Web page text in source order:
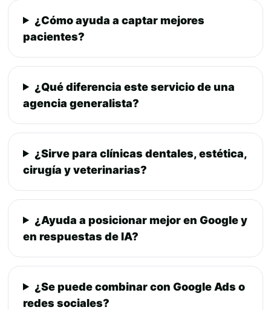
¿Cómo ayuda a captar mejores
pacientes?
¿Qué diferencia este servicio de una
agencia generalista?
¿Sirve para clínicas dentales, estética,
cirugía y veterinarias?
¿Ayuda a posicionar mejor en Google y
en respuestas de IA?
¿Se puede combinar con Google Ads o
redes sociales?